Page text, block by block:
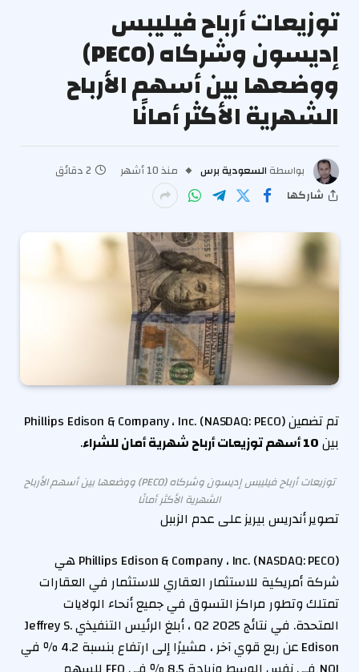
توزيعات أرباح فيليبس
إديسون وشركاه (PECO)
ووضعها بين أسهم الأرباح
الشهرية الأكثر أمانًا
بواسطة السعودية برس منذ 10 أشهر
2 دقائق
شاركها
تم تضمين Phillips Edison & Company ، Inc. (NASDAQ: PECO)
بين10 أسهم توزيعات أرباح شهرية أمان للشراء .
توزيعات أرباح فيليبس إديسون وشركاه (PECO) ووضعها بين أسهم الأرباح
الشهرية الأكثر أمانًا
تصوير أندريس بيريز على عدم الزببل
Phillips Edison & Company ، Inc. (NASDAQ: PECO) هي
شركة أمريكية للاستثمار العقاري للاستثمار في العقارات
تمتلك وتطور مراكز التسوق في جميع أنحاء الولايات
المتحدة. في نتائج Q2 2025 ، أبلغ الرئيس التنفيذي Jeffrey S.
Edison عن ربع قوي آخر ، مشيرًا إلى ارتفاع بنسبة 4.2 ٪ في